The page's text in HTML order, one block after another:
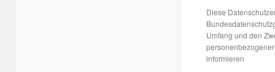
Diese
Umfang und den
informieren